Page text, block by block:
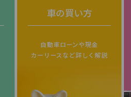
車の買い方
自動車ローンや現金
カーリースなど詳しく解説